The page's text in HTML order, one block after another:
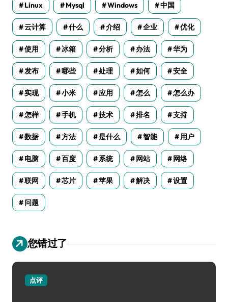
Linux Mysql Windows 中国
云计算 什么 介绍 企业 优化
使用 冰箱 分析 办法 华为
发布 哪些 处理 如何 安全
实现 小米 应用 怎么 怎么办
怎样 手机 技术 排名 支持
数据 方法 是什么 智能 用户
电脑 百度 系统 网站 网络
联网 芯片 苹果 解决 设置
问题
您错过了
点评